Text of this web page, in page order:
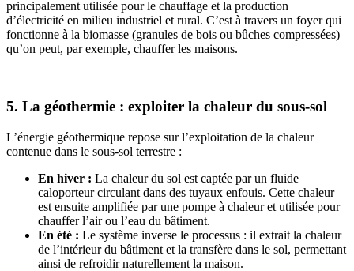
principalement utilisée pour le chauffage et la production
d’électricité en milieu industriel et rural. C’est à travers un foyer qui
fonctionne à la biomasse (granules de bois ou bûches compressées)
qu’on peut, par exemple, chauffer les maisons.
5. La géothermie : exploiter la chaleur du sous-sol
L’énergie géothermique repose sur l’exploitation de la chaleur
contenue dans le sous-sol terrestre :
En hiver : La chaleur du sol est captée par un fluide
caloporteur circulant dans des tuyaux enfouis. Cette chaleur
est ensuite amplifiée par une pompe à chaleur et utilisée pour
chauffer l’air ou l’eau du bâtiment.
En été : Le système inverse le processus : il extrait la chaleur
de l’intérieur du bâtiment et la transfère dans le sol, permettant
ainsi de refroidir naturellement la maison.